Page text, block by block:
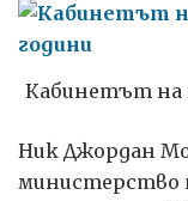
Кабинетът на
Ник Джордан
министерство